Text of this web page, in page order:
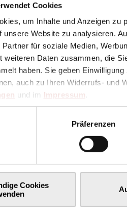
Cookies
um Inhalte und Anzeigen
unsere Website zu analysieren.
für soziale Medien,
weiteren Daten zusammen, die
haben. Sie geben
auch zu Ihren Widerrufs- und
und im Impressum
Präferenzen
Cookies